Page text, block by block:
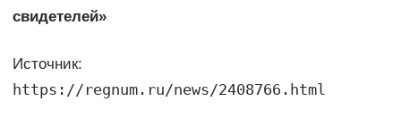
свидетелей»
Источник:
https://regnum.ru/news/2408766.html